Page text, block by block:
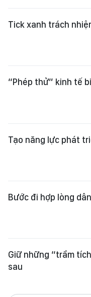
Tick xanh trách
“Phép thử” kinh tế
Tạo năng lực phát
Bước đi hợp lòng dân
Giữ những “trầm
sau